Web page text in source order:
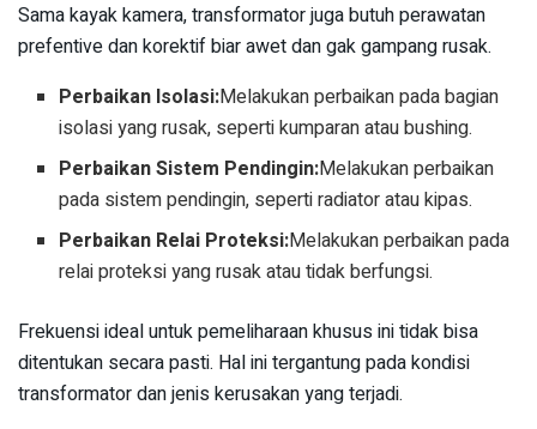
Sama kayak kamera, transformator juga butuh perawatan
prefentive dan korektif biar awet dan gak gampang rusak.
Perbaikan Isolasi:Melakukan perbaikan pada bagian
isolasi yang rusak, seperti kumparan atau bushing.
Perbaikan Sistem Pendingin:Melakukan perbaikan
pada sistem pendingin, seperti radiator atau kipas.
Perbaikan Relai Proteksi:Melakukan perbaikan pada
relai proteksi yang rusak atau tidak berfungsi.
Frekuensi ideal untuk pemeliharaan khusus ini tidak bisa
ditentukan secara pasti. Hal ini tergantung pada kondisi
transformator dan jenis kerusakan yang terjadi.